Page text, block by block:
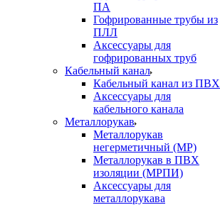
ПА
Гофрированные трубы из
ПЛЛ
Аксессуары для
гофрированных труб
Кабельный канал
Кабельный канал из ПВХ
Аксессуары для
кабельного канала
Металлорукав
Металлорукав
негерметичный (МР)
Металлорукав в ПВХ
изоляции (МРПИ)
Аксессуары для
металлорукава